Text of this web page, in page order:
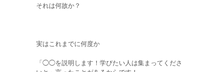
それは何故か？
実はこれまでに何度か
「◯◯を説明します！学びたい人は集まってくださ